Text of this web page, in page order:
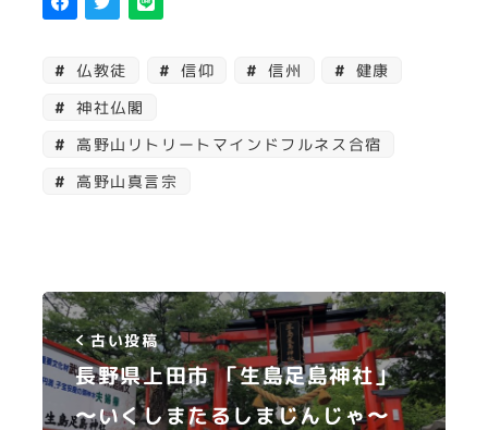
仏教徒 信仰 信州
健康
神社仏閣
高野山リトリートマインドフルネス合宿
高野山真言宗
古い投稿
長野県上田市 「生島足島神社」
〜いくしまたるしまじんじゃ〜